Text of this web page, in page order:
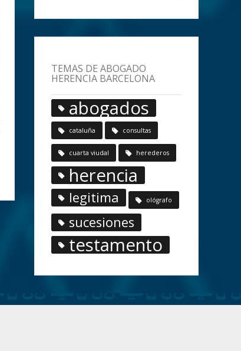
TEMAS DE ABOGADO
HERENCIA BARCELONA
abogados
cataluña consultas
cuarta viudal herederos
herencia
legitima ológrafo
sucesiones
testamento